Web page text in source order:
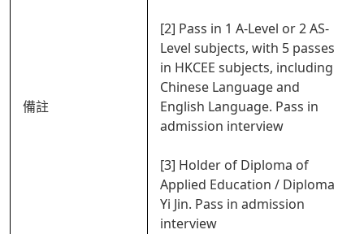
備註
[2] Pass in 1 A-Level or 2 AS-
Level subjects, with 5 passes
in HKCEE subjects, including
Chinese Language and
English Language. Pass in
admission interview
[3] Holder of Diploma of
Applied Education / Diploma
Yi Jin. Pass in admission
interview